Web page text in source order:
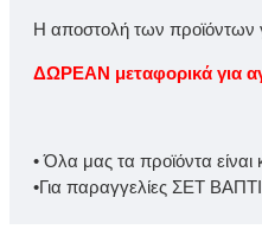
Η αποστολή των προϊόντων
ΔΩΡΕΑΝ μεταφορικά για
• Όλα μας τα προϊόντα
•Για παραγγελίες ΣΕΤ